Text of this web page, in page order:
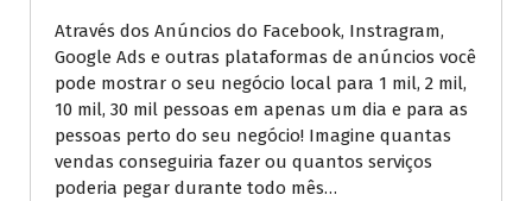
Através dos Anúncios do Facebook, Instragram,
Google Ads e outras plataformas de anúncios você
pode mostrar o seu negócio local para 1 mil, 2 mil,
10 mil, 30 mil pessoas em apenas um dia e para as
pessoas perto do seu negócio! Imagine quantas
vendas conseguiria fazer ou quantos serviços
poderia pegar durante todo mês…